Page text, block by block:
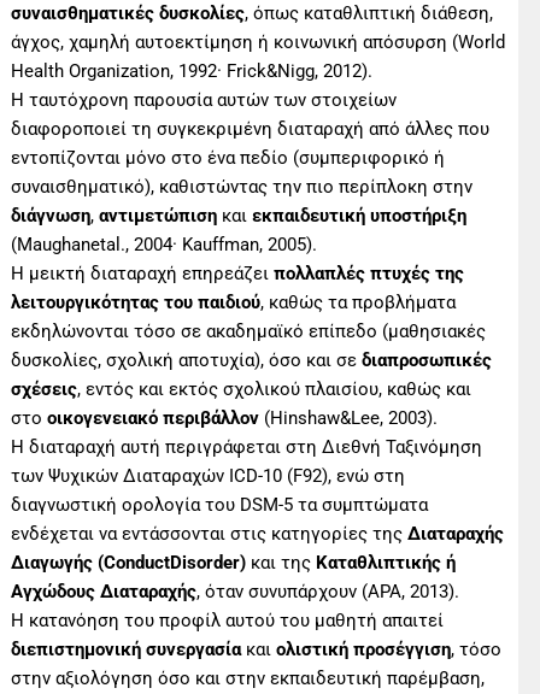
συναισθηματικές δυσκολίες, όπως καταθλιπτική διάθεση,
άγχος, χαμηλή αυτοεκτίμηση ή κοινωνική απόσυρση (World
Health Organization, 1992· Frick&Nigg, 2012).
Η ταυτόχρονη παρουσία αυτών των στοιχείων
διαφοροποιεί τη συγκεκριμένη διαταραχή από άλλες που
εντοπίζονται μόνο στο ένα πεδίο (συμπεριφορικό ή
συναισθηματικό), καθιστώντας την πιο περίπλοκη στην
διάγνωση,αντιμετώπιση καιεκπαιδευτική υποστήριξη
(Maughanetal., 2004· Kauffman, 2005).
Η μεικτή διαταραχή επηρεάζειπολλαπλές πτυχές της
λειτουργικότητας του παιδιού, καθώς τα προβλήματα
εκδηλώνονται τόσο σε ακαδημαϊκό επίπεδο (μαθησιακές
δυσκολίες, σχολική αποτυχία), όσο και σεδιαπροσωπικές
σχέσεις, εντός και εκτός σχολικού πλαισίου, καθώς και
στοοικογενειακό περιβάλλον (Hinshaw&Lee, 2003).
Η διαταραχή αυτή περιγράφεται στη Διεθνή Ταξινόμηση
των Ψυχικών Διαταραχών ICD-10 (F92), ενώ στη
διαγνωστική ορολογία του DSM-5 τα συμπτώματα
ενδέχεται να εντάσσονται στις κατηγορίες τηςΔιαταραχής
Διαγωγής (ConductDisorder) και της Καταθλιπτικής ή
Αγχώδους Διαταραχής, όταν συνυπάρχουν (APA, 2013).
Η κατανόηση του προφίλ αυτού του μαθητή απαιτεί
διεπιστημονική συνεργασίακαιολιστική προσέγγιση, τόσο
στην αξιολόγηση όσο και στην εκπαιδευτική παρέμβαση,